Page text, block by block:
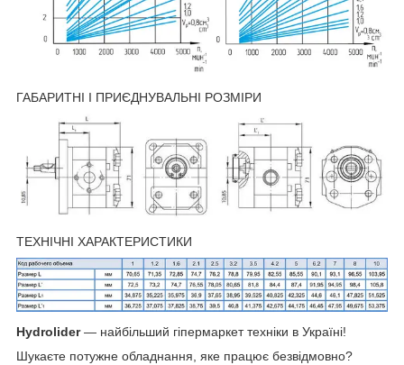
ГАБАРИТНІ І ПРИЄДНУВАЛЬНІ РОЗМІРИ
ТЕХНІЧНІ ХАРАКТЕРИСТИКИ
Hydrolider— найбільший гіпермаркет техніки в Україні!
Шукаєте потужне обладнання, яке працює безвідмовно?